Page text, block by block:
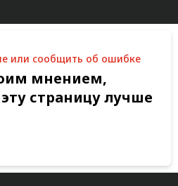
или сообщить об ошибке
мнением,
страницу лучше